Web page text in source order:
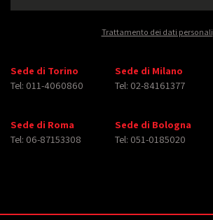
Trattamento dei dati personali
Sede di Torino
Tel: 011-4060860
Sede di Milano
Tel: 02-84161377
Sede di Roma
Tel: 06-87153308
Sede di Bologna
Tel: 051-0185020